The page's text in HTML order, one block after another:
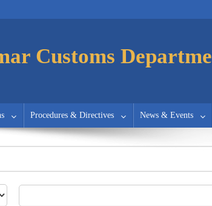
Customs
Procedures & Directives News & Events